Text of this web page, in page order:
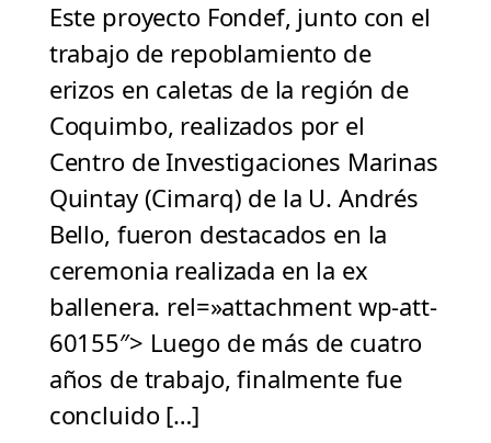
Este proyecto Fondef, junto con el
trabajo de repoblamiento de
erizos en caletas de la región de
Coquimbo, realizados por el
Centro de Investigaciones Marinas
Quintay (Cimarq) de la U. Andrés
Bello, fueron destacados en la
ceremonia realizada en la ex
ballenera. rel=»attachment wp-att-
60155″> Luego de más de cuatro
años de trabajo, finalmente fue
concluido […]